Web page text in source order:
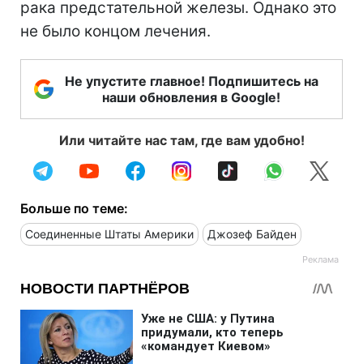
рака предстательной железы. Однако это
не было концом лечения.
Не упустите главное! Подпишитесь на
наши обновления в Google!
Или читайте нас там, где вам удобно!
Больше по теме:
Соединенные Штаты Америки Джозеф Байден